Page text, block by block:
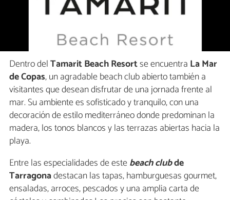
Dentro delTamarit Beach Resortse encuentra La Mar
de Copas, un agradable beach club abierto también a
visitantes que desean disfrutar de una jornada frente al
mar. Su ambiente es sofisticado y tranquilo, con una
decoración de estilo mediterráneo donde predominan la
madera, los tonos blancos y las terrazas abiertas hacia la
playa.
Entre las especialidades de estebeach clubde
Tarragonadestacan las tapas, hamburguesas gourmet,
ensaladas, arroces, pescados y una amplia carta de